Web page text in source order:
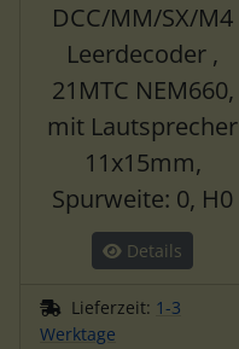
DCC/MM/SX/M4
Leerdecoder ,
21MTC NEM660,
mit Lautsprecher
11x15mm,
Spurweite: 0, H0
Details
Lieferzeit: 1-3
Werktage